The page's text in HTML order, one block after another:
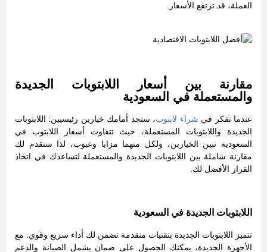
العملة، قد ترتفع الأسعار.
مقارنة بين أسعار اللابتوبات الجديدة
والمستعملة في السعودية
عندما تفكر في شراء لابتوب، ستجد أمامك خيارين رئيسيين: اللابتوبات
الجديدة واللابتوبات المستعملة، حيث تتفاوت أسعار اللابتوب في
السعودية تبين الخيارين، ولكل منهما مزايا وعيوب، لذا سنقدم لك
مقارنة شاملة بين اللابتوبات الجديدة والمستعملة لتساعدك في اتخاذ
القرار الأفضل لك.
اللابتوبات الجديدة في السعودية
تتميز اللابتوبات الجديدة بتقنيات متقدمة تضمن لك أداء سريع وقوي. مع
الأجهزة الجديدة، يمكنك الحصول على ضمان يشمل الصيانة والدعم